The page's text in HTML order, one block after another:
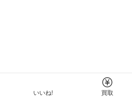
いいね! 買取